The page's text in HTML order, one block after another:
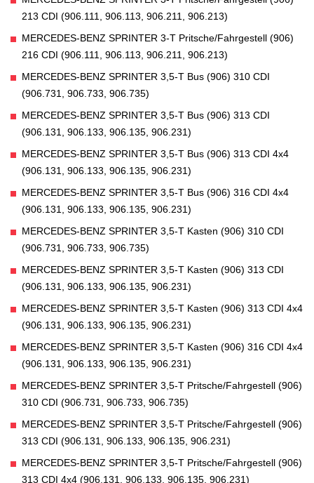
213 CDI (906.111, 906.113, 906.211, 906.213)
MERCEDES-BENZ SPRINTER 3-T Pritsche/Fahrgestell (906)
216 CDI (906.111, 906.113, 906.211, 906.213)
MERCEDES-BENZ SPRINTER 3,5-T Bus (906) 310 CDI
(906.731, 906.733, 906.735)
MERCEDES-BENZ SPRINTER 3,5-T Bus (906) 313 CDI
(906.131, 906.133, 906.135, 906.231)
MERCEDES-BENZ SPRINTER 3,5-T Bus (906) 313 CDI 4x4
(906.131, 906.133, 906.135, 906.231)
MERCEDES-BENZ SPRINTER 3,5-T Bus (906) 316 CDI 4x4
(906.131, 906.133, 906.135, 906.231)
MERCEDES-BENZ SPRINTER 3,5-T Kasten (906) 310 CDI
(906.731, 906.733, 906.735)
MERCEDES-BENZ SPRINTER 3,5-T Kasten (906) 313 CDI
(906.131, 906.133, 906.135, 906.231)
MERCEDES-BENZ SPRINTER 3,5-T Kasten (906) 313 CDI 4x4
(906.131, 906.133, 906.135, 906.231)
MERCEDES-BENZ SPRINTER 3,5-T Kasten (906) 316 CDI 4x4
(906.131, 906.133, 906.135, 906.231)
MERCEDES-BENZ SPRINTER 3,5-T Pritsche/Fahrgestell (906)
310 CDI (906.731, 906.733, 906.735)
MERCEDES-BENZ SPRINTER 3,5-T Pritsche/Fahrgestell (906)
313 CDI (906.131, 906.133, 906.135, 906.231)
MERCEDES-BENZ SPRINTER 3,5-T Pritsche/Fahrgestell (906)
313 CDI 4x4 (906.131, 906.133, 906.135, 906.231)